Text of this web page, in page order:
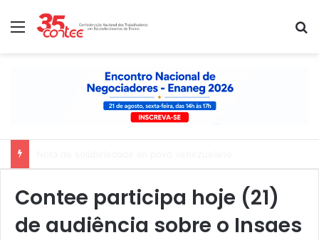
Menu
Contee participa hoje (21)
de audiência sobre o Insaes